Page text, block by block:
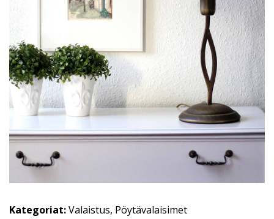
Kategoriat:Valaistus, Pöytävalaisimet